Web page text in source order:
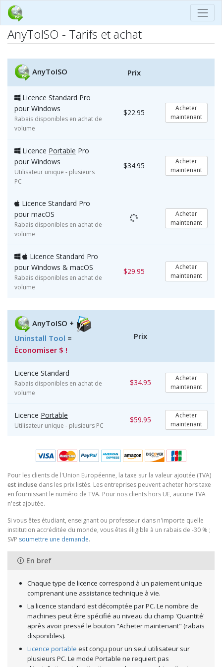
AnyToISO - Tarifs et achat
AnyToISO Prix
Licence Standard Pro
pour Windows
Rabais disponibles en achat de
volume
$22.95
Acheter
maintenant
Licence Portable Pro
pour Windows
Utilisateur unique - plusieurs
PC
$34.95
Acheter
maintenant
Licence Standard Pro
pour macOS
Rabais disponibles en achat de
volume
Acheter
maintenant
Licence Standard Pro
pour Windows & macOS
Rabais disponibles en achat de
volume
$29.95
Acheter
maintenant
AnyToISO +
Uninstall Tool =
Économiser $ !
Prix
Licence Standard
Rabais disponibles en achat de
volume
$34.95
Acheter
maintenant
Licence Portable
Utilisateur unique - plusieurs PC
$59.95
Acheter
maintenant
Pour les clients de l'Union Européenne, la taxe sur la valeur ajoutée (TVA)
est incluse dans les prix listés. Les entreprises peuvent acheter hors taxe
en fournissant le numéro de TVA. Pour nos clients hors UE, aucune TVA
n'est ajoutée.
Si vous êtes étudiant, enseignant ou professeur dans n'importe quelle
institution accréditée du monde, vous êtes éligible à un rabais de -30 % ;
SVP soumettre une demande.
En bref
Chaque type de licence correspond à un paiement unique
comprenant une assistance technique à vie.
La licence standard est décomptée par PC. Le nombre de
machines peut être spécifié au niveau du champ 'Quantité'
après avoir pressé le bouton "Acheter maintenant" (rabais
disponibles).
Licence portable est conçu pour un seul utilisateur sur
plusieurs PC. Le mode Portable ne requiert pas